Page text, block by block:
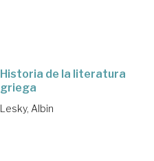
Historia de la literatura
griega
Lesky, Albin